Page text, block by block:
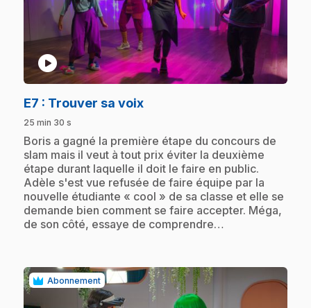
play_circle
E7 : Trouver sa voix.
25 min 30 s
.Boris a gagné la première étape du concours de
slam mais il veut à tout prix éviter la deuxième
étape durant laquelle il doit le faire en public.
Adèle s'est vue refusée de faire équipe par la
nouvelle étudiante « cool » de sa classe et elle se
demande bien comment se faire accepter. Méga,
de son côté, essaye de comprendre…
Abonnement